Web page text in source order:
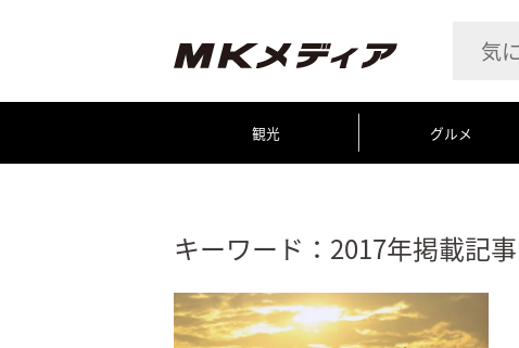
観光 グルメ
キーワード：2017年掲載記事